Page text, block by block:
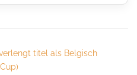
titel als Belgisch